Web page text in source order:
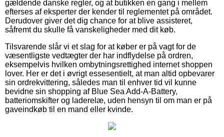
gældende danske regler, og at butikken en gang i mellem
efterses af eksperter der kender til reglementet på området.
Derudover giver det dig chance for at blive assisteret,
såfremt du skulle få vanskeligheder med dit køb.
Tilsvarende slår vi et slag for at køber er på vagt for de
væsentligste vedtægter der har indflydelse på ordren,
eksempelvis hvilken ombytningsrettighed internet shoppen
lover. Her er det i øvrigt essesentielt, at man altid opbevarer
sin ordrekvittering, således man til enhver tid vil kunne
bevidne sin shopping af Blue Sea Add-A-Battery,
batteriomskifter og laderelæ, uden hensyn til om man er på
gaveindkøb til en mand eller kvinde.